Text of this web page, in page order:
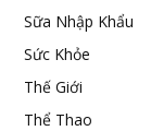
Sữa Nhập Khẩu
Sức Khỏe
Thế Giới
Thể Thao